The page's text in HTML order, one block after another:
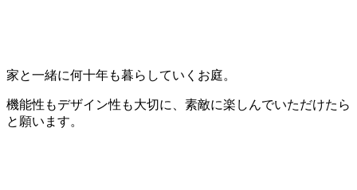
家と一緒に何十年も暮らしていくお庭。
機能性もデザイン性も大切に、素敵に楽しんでいただけたら
と願います。